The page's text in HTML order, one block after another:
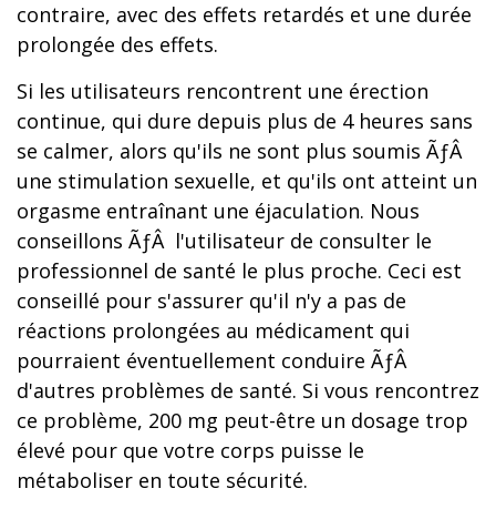
contraire, avec des effets retardés et une durée
prolongée des effets.
Si les utilisateurs rencontrent une érection
continue, qui dure depuis plus de 4 heures sans
se calmer, alors qu'ils ne sont plus soumis ÃƒÂ
une stimulation sexuelle, et qu'ils ont atteint un
orgasme entraînant une éjaculation. Nous
conseillons ÃƒÂ l'utilisateur de consulter le
professionnel de santé le plus proche. Ceci est
conseillé pour s'assurer qu'il n'y a pas de
réactions prolongées au médicament qui
pourraient éventuellement conduire ÃƒÂ
d'autres problèmes de santé. Si vous rencontrez
ce problème, 200 mg peut-être un dosage trop
élevé pour que votre corps puisse le
métaboliser en toute sécurité.